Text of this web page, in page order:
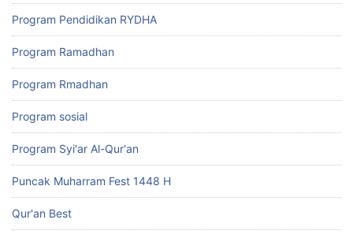
Program Pendidikan RYDHA
Program Ramadhan
Program Rmadhan
Program sosial
Program Syi'ar Al-Qur'an
Puncak Muharram Fest 1448 H
Qur'an Best